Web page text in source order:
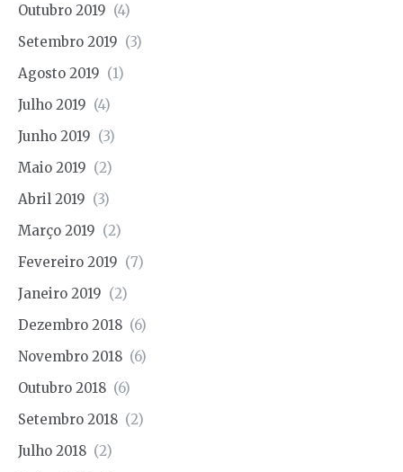
Outubro 2019 (4)
Setembro 2019 (3)
Agosto 2019 (1)
Julho 2019 (4)
Junho 2019 (3)
Maio 2019 (2)
Abril 2019 (3)
Março 2019 (2)
Fevereiro 2019 (7)
Janeiro 2019 (2)
Dezembro 2018 (6)
Novembro 2018 (6)
Outubro 2018 (6)
Setembro 2018 (2)
Julho 2018 (2)